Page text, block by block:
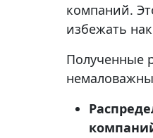
компаний.
избежать
Полученные